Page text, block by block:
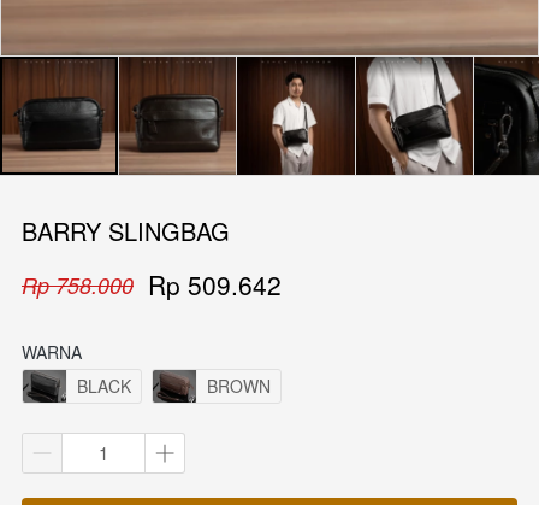
BARRY SLINGBAG
Rp 758.000 Rp 509.642
WARNA
BLACK
BROWN